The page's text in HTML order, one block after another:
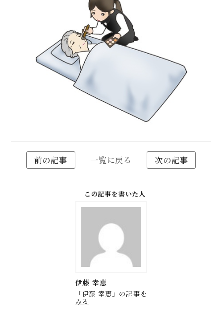
前の記事 一覧に戻る 次の記事
この記事を書いた人
伊藤 幸恵
「伊藤 幸恵」の記事を
みる